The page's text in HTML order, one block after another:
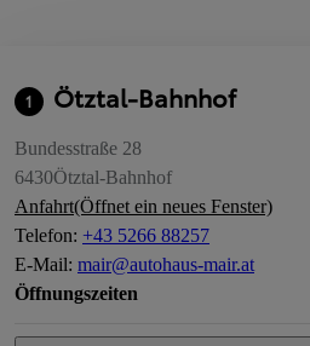
1 Ötztal-Bahnhof
Bundesstraße 28
6430Ötztal-Bahnhof
Anfahrt(Öffnet ein neues Fenster)
Telefon: +43 5266 88257
E-Mail: mair@autohaus-mair.at
Öffnungszeiten